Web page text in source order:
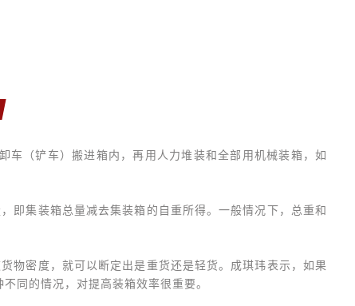
车（铲车）搬进箱内，再用人力堆装和全部用机械装箱，如
即集装箱总量减去集装箱的自重所得。一般情况下，总重和
物密度，就可以断定出是重货还是轻货。成琪玮表示，如果
同的情况，对提高装箱效率很重要。